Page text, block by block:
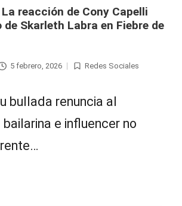
reacción de Cony Capelli
Skarleth Labra en Fiebre de
5 febrero, 2026
Publicada
Redes Sociales
bullada renuncia al
e influencer no